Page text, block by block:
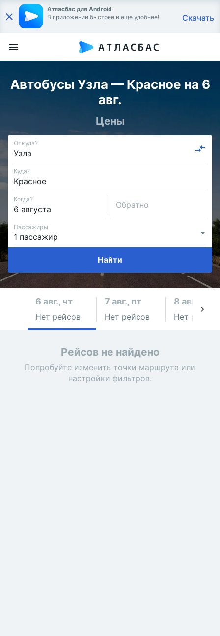
Атласбас для Android
В приложении быстрее и еще удобнее!
Скачать
Автобусы Узла — Красное на 6
авг.
Цены
Откуда?
Куда?
Когда?
Обратно
Пассажиры
Найти
6 авг., чт
Нет рейсов
7 авг., пт
Нет рейсов
8 авг., сб
Нет рейсов
Рейсов не найдено
Попробуйте изменить точки маршрута или
настройки фильтров.